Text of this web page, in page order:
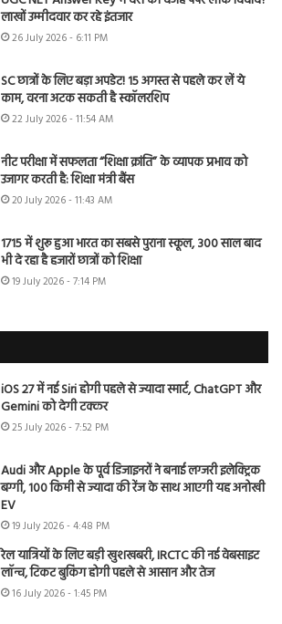
लाखों उम्मीदवार कर रहे इंतजार
26 July 2026 - 6:11 PM
SC छात्रों के लिए बड़ा अपडेट! 15 अगस्त से पहले कर लें ये
काम, वरना अटक सकती है स्कॉलरशिप
22 July 2026 - 11:54 AM
नीट परीक्षा में सफलता “शिक्षा क्रांति” के व्यापक प्रभाव को
उजागर करती है: शिक्षा मंत्री बैंस
20 July 2026 - 11:43 AM
1715 में शुरू हुआ भारत का सबसे पुराना स्कूल, 300 साल बाद
भी दे रहा है हजारों छात्रों को शिक्षा
19 July 2026 - 7:14 PM
iOS 27 में नई Siri होगी पहले से ज्यादा स्मार्ट, ChatGPT और
Gemini को देगी टक्कर
25 July 2026 - 7:52 PM
Audi और Apple के पूर्व डिजाइनरों ने बनाई लग्जरी इलेक्ट्रिक
बग्गी, 100 किमी से ज्यादा की रेंज के साथ आएगी यह अनोखी
EV
19 July 2026 - 4:48 PM
रेल यात्रियों के लिए बड़ी खुशखबरी, IRCTC की नई वेबसाइट
लॉन्च, टिकट बुकिंग होगी पहले से आसान और तेज
16 July 2026 - 1:45 PM